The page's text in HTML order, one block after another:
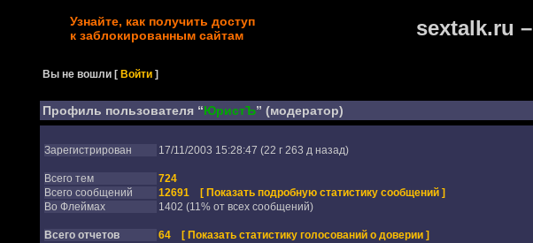
Узнайте, как получить доступ
к заблокированным сайтам
sextalk.ru –
Вы не вошли [Войти ]
Профиль пользователя “ЮристЪ” (модератор)
Зарегистрирован 17/11/2003 15:28:47 (22 г 263 д назад)
Всего тем
724
Всего сообщений
12691
[ Показать подробную статистику сообщений ]
Во Флеймах
1402 (11% от всех сообщений)
Всего отчетов 64 [ Показать статистику голосований о доверии ]